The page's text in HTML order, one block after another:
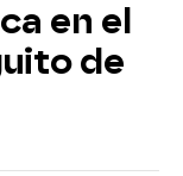
en el
de